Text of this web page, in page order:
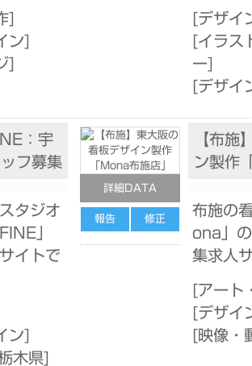
]
ン]
]
[デザイ
[イラス
ー]
[デザイ
：宇
フ募集
タジオ
」
イトで
ン]
木県]
詳細DATA
報告 修正
【布施
ン製作
布施の
ona」
集求人
[アート
[デザイ
[映像・